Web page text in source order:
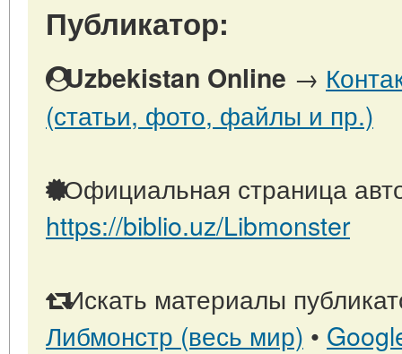
Публикатор:
Uzbekistan Online →
(статьи, фото, файлы и пр.)
Официальная страница
https://biblio.uz/Libmonster
Искать материалы
Либмонстр (весь мир) •